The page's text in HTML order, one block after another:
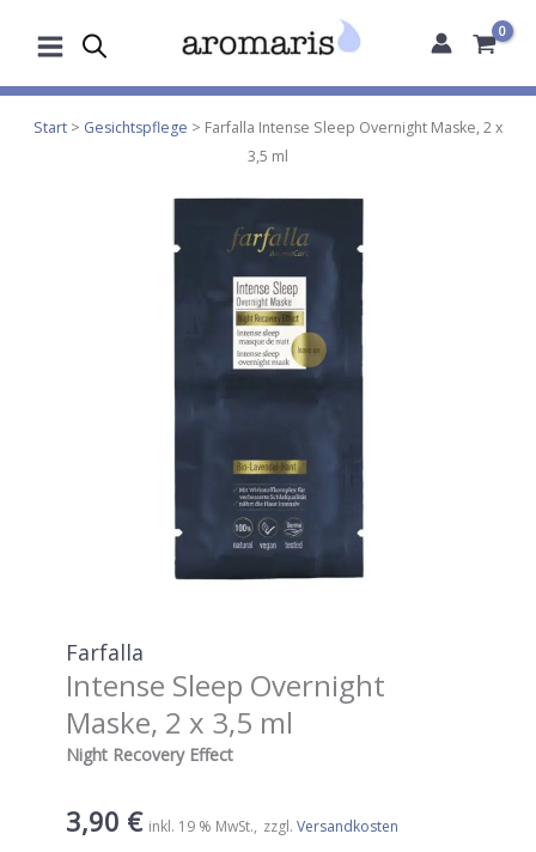
Inhalt
Start > Gesichtspflege > Farfalla Intense Sleep Overnight Maske, 2 x
3,5 ml
Farfalla
Intense Sleep Overnight
Maske, 2 x 3,5 ml
Night Recovery Effect
3,90 € inkl. 19 % MwSt. zzgl. Versandkosten